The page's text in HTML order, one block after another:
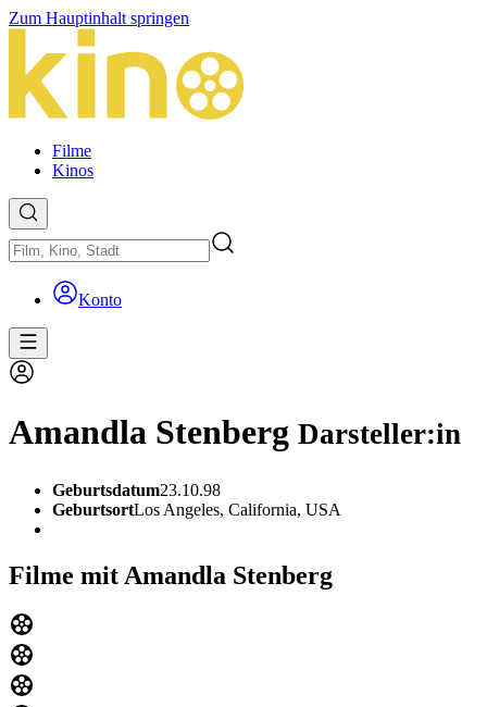
Zum Hauptinhalt springen
Filme
Kinos
Konto
Amandla Stenberg Darsteller:in
Geburtsdatum23.10.98
GeburtsortLos Angeles, California, USA
Filme mit Amandla Stenberg